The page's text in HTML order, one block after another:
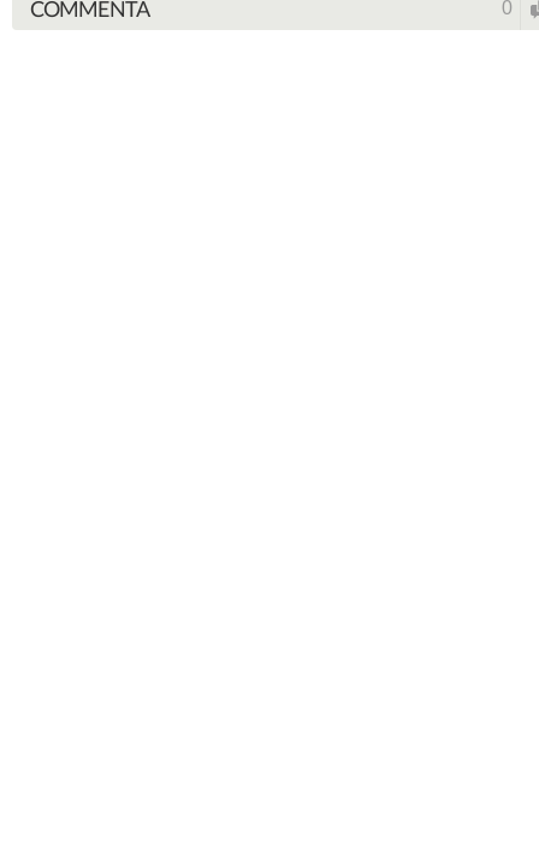
COMMENTA 0